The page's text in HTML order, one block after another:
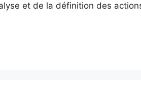
et de la définition des